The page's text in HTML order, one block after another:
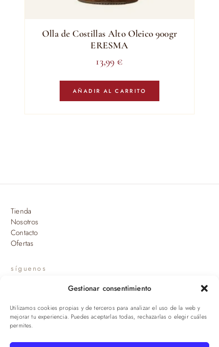
Gestionar consentimiento
Utilizamos cookies propias y de terceros para analizar el uso de la web y
mejorar tu experiencia. Puedes aceptarlas todas, rechazarlas o elegir cuáles
permites.
Olla de Costillas Alto Oleico 900gr
ERESMA
13,99 €
AÑADIR AL CARRITO
Tienda
Nosotros
Contacto
Ofertas
síguenos
suscríbete a nuestras novedades